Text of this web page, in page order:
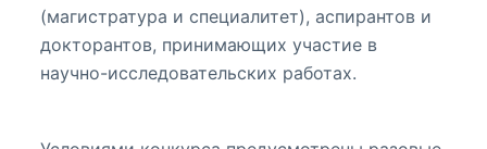
(магистратура и специалитет), аспирантов и
докторантов, принимающих участие в
научно-исследовательских работах.